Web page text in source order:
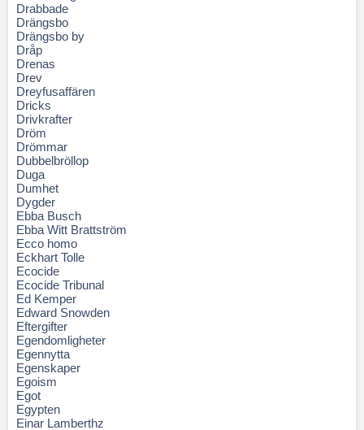
Drabbade
Drängsbo
Drängsbo by
Dråp
Drenas
Drev
Dreyfusaffären
Dricks
Drivkrafter
Dröm
Drömmar
Dubbelbröllop
Duga
Dumhet
Dygder
Ebba Busch
Ebba Witt Brattström
Ecco homo
Eckhart Tolle
Ecocide
Ecocide Tribunal
Ed Kemper
Edward Snowden
Eftergifter
Egendomligheter
Egennytta
Egenskaper
Egoism
Egot
Egypten
Einar Lamberthz